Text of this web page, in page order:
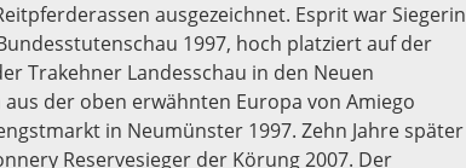
ausgezeichnet. Esprit war Siegerin
1997, hoch platziert auf der
Trakehner Landesschau in den Neuen
der oben erwähnten Europa von Amiego
in Neumünster 1997. Zehn Jahre später
Reservesieger der Körung 2007. Der